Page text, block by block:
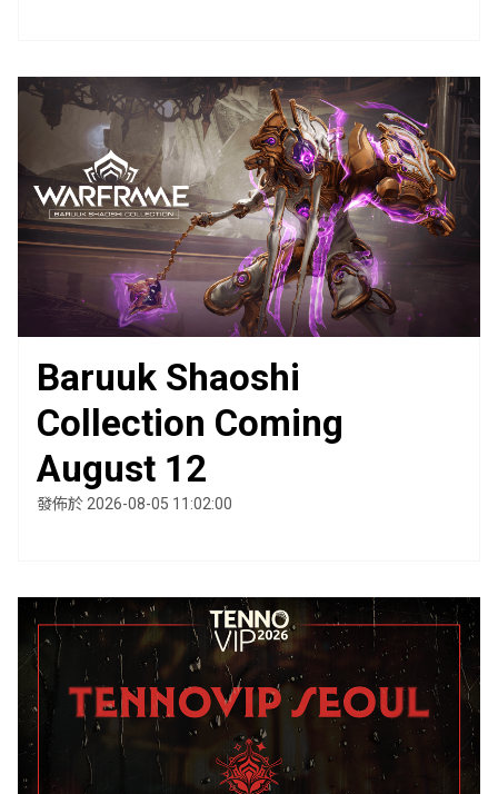
Baruuk Shaoshi
Collection Coming
August 12
發佈於 2026-08-05 11:02:00